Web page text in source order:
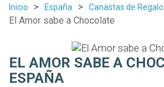
Inicio España Canastas de
El Amor sabe a Chocolate
EL AMOR SABE A
ESPAÑA